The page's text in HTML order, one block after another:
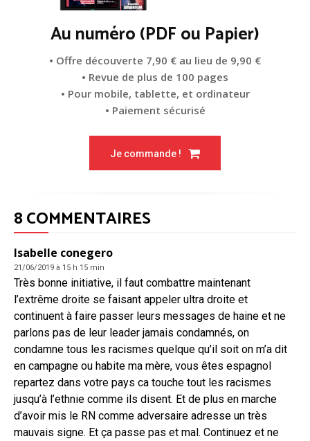
Au numéro (PDF ou Papier)
• Offre découverte 7,90 € au lieu de 9,90 €
• Revue de plus de 100 pages
• Pour mobile, tablette, et ordinateur
• Paiement sécurisé
Je commande !
8 COMMENTAIRES
Isabelle conegero
21/06/2019 à 15 h 15 min
Très bonne initiative, il faut combattre maintenant
l’extrême droite se faisant appeler ultra droite et
continuent à faire passer leurs messages de haine et ne
parlons pas de leur leader jamais condamnés, on
condamne tous les racismes quelque qu’il soit on m’a dit
en campagne ou habite ma mère, vous êtes espagnol
repartez dans votre pays ca touche tout les racismes
jusqu’à l’ethnie comme ils disent. Et de plus en marche
d’avoir mis le RN comme adversaire adresse un très
mauvais signe. Et ça passe pas et mal. Continuez et ne